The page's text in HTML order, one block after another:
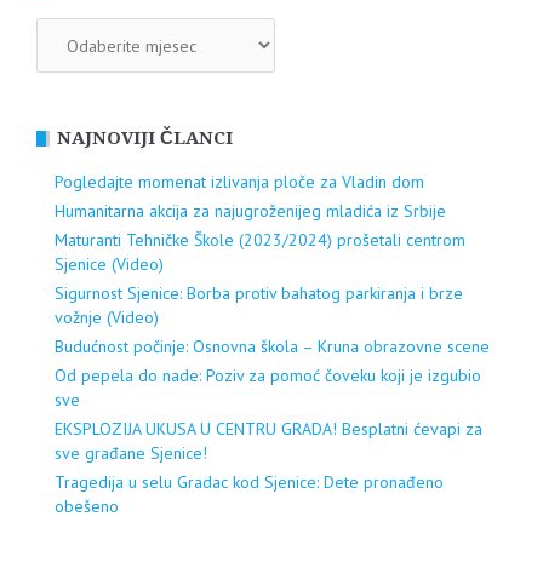
NAJNOVIJI ČLANCI
Pogledajte momenat izlivanja ploče za Vladin dom
Humanitarna akcija za najugroženijeg mladića iz Srbije
Maturanti Tehničke Škole (2023/2024) prošetali centrom
Sjenice (Video)
Sigurnost Sjenice: Borba protiv bahatog parkiranja i brze
vožnje (Video)
Budućnost počinje: Osnovna škola – Kruna obrazovne scene
Od pepela do nade: Poziv za pomoć čoveku koji je izgubio
sve
EKSPLOZIJA UKUSA U CENTRU GRADA! Besplatni ćevapi za
sve građane Sjenice!
Tragedija u selu Gradac kod Sjenice: Dete pronađeno
obešeno